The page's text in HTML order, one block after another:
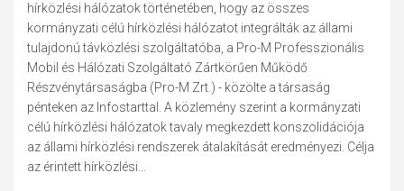
hírközlési hálózatok történetében, hogy az összes
kormányzati célú hírközlési hálózatot integrálták az állami
tulajdonú távközlési szolgáltatóba, a Pro-M Professzionális
Mobil és Hálózati Szolgáltató Zártkörűen Működő
Részvénytársaságba (Pro-M Zrt.) - közölte a társaság
pénteken az Infostarttal. A közlemény szerint a kormányzati
célú hírközlési hálózatok tavaly megkezdett konszolidációja
az állami hírközlési rendszerek átalakítását eredményezi. Célja
az érintett hírközlési...